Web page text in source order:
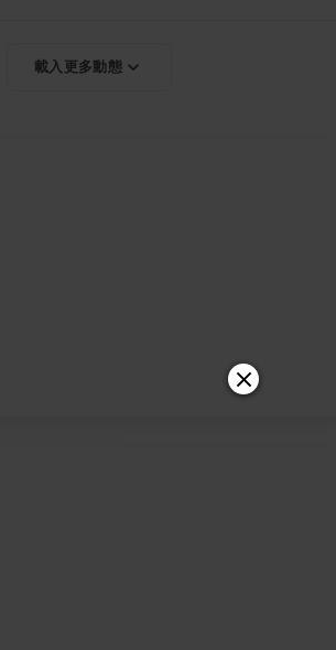
載入更多動態